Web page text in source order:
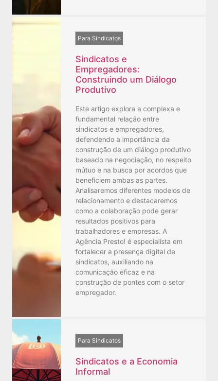
Para Sindicatos
Sindicatos e
Empregadores:
Construindo um Diálogo
Produtivo
Este artigo explora a complexa e
fundamental relação entre
sindicatos e empregadores,
defendendo a importância da
construção de um diálogo produtivo
baseado na negociação, no respeito
mútuo e na busca por acordos que
beneficiem ambas as partes.
Analisaremos diferentes modelos de
relacionamento e destacaremos
como a colaboração pode gerar
resultados positivos para
trabalhadores e empresas. A
Agência Presto! é especialista em
fortalecer a presença digital de
sindicatos, auxiliando na
comunicação eficaz e na
construção de pontes com o setor
empregador.
Para Sindicatos
Sindicatos e a Economia
Informal